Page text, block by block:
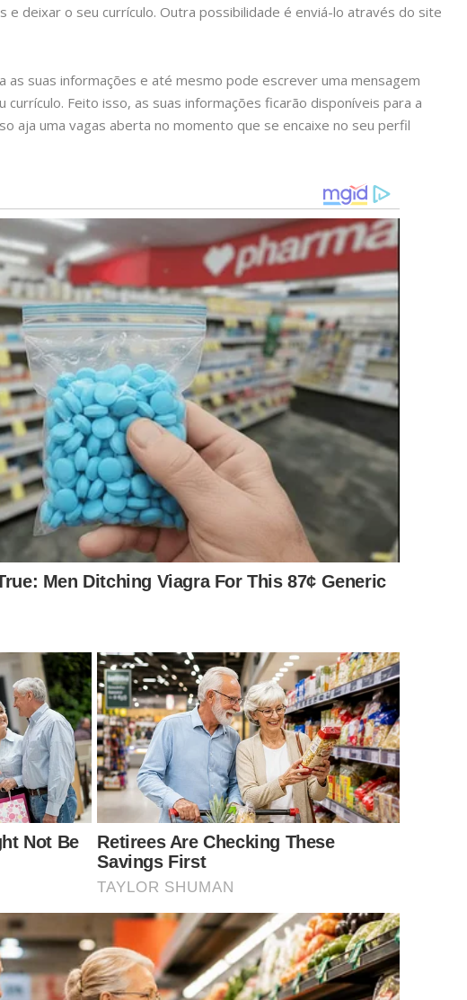
e deixar o seu currículo. Outra possibilidade é enviá-lo através do site
as suas informações e até mesmo pode escrever uma mensagem
Feito isso, as suas informações ficarão disponíveis para a
aja uma vagas aberta no momento que se encaixe no seu perfil